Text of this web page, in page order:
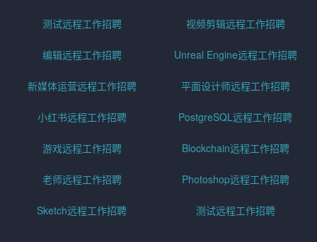
测试远程工作招聘 视频剪辑远程工作招聘
编辑远程工作招聘 Unreal Engine远程工作招聘
新媒体运营远程工作招聘 平面设计师远程工作招聘
小红书远程工作招聘 PostgreSQL远程工作招聘
游戏远程工作招聘 Blockchain远程工作招聘
老师远程工作招聘 Photoshop远程工作招聘
Sketch远程工作招聘 测试远程工作招聘